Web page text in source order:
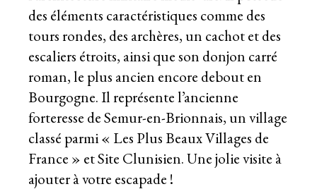
des éléments caractéristiques comme des
tours rondes, des archères, un cachot et des
escaliers étroits, ainsi que son donjon carré
roman, le plus ancien encore debout en
Bourgogne. Il représente l’ancienne
forteresse de Semur-en-Brionnais, un village
classé parmi « Les Plus Beaux Villages de
France » et Site Clunisien. Une jolie visite à
ajouter à votre escapade !